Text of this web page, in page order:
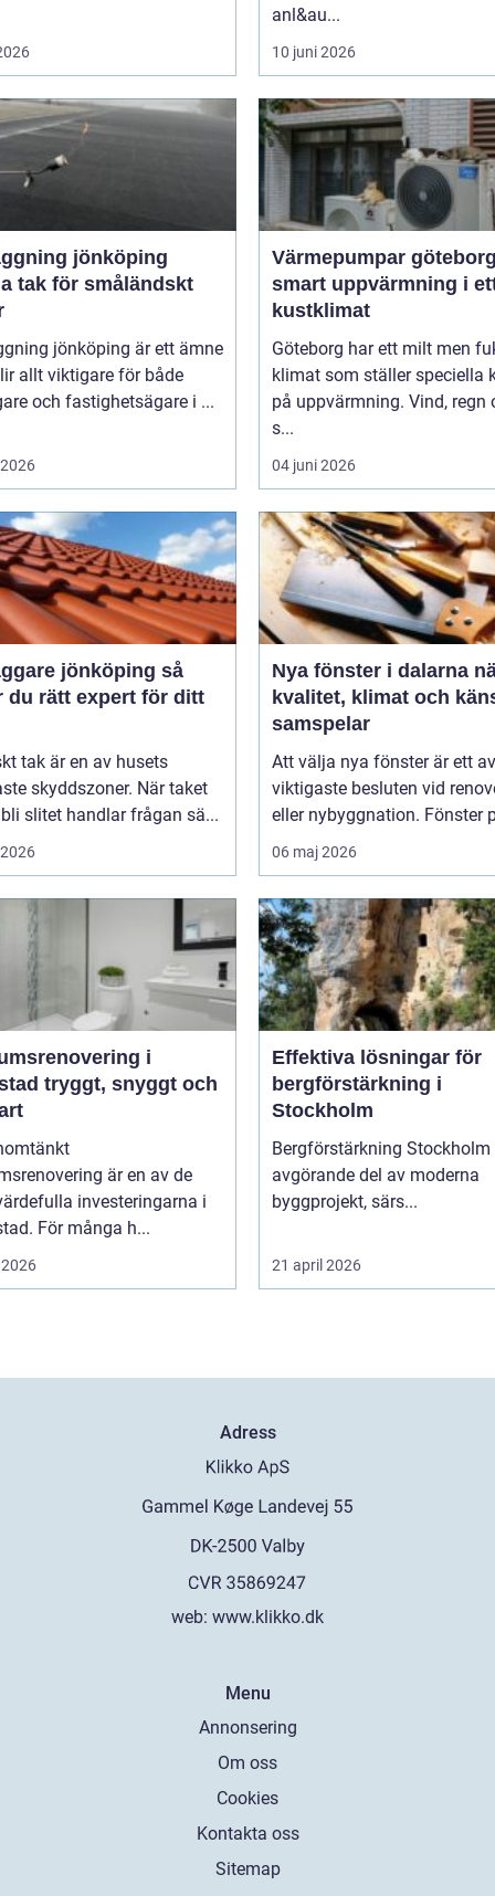
anl&au...
10 juni 2026
jönköping
tak för småländskt
jönköping är ett ämne
allt viktigare för både
och fastighetsägare i ...
Värmepumpar
smart uppvärmning i
kustklimat
Göteborg har ett milt men
klimat som ställer speciella
på uppvärmning. Vind, regn
s...
04 juni 2026
jönköping så
du rätt expert för ditt
tak är en av husets
skyddszoner. När taket
slitet handlar frågan sä...
Nya fönster i dalarna när
kvalitet, klimat och
samspelar
Att välja nya fönster är ett
viktigaste besluten vid
eller nybyggnation. Fönster
06 maj 2026
i
och
är en av de
investeringarna i
För många h...
Effektiva lösningar för
bergförstärkning i
Stockholm
Bergförstärkning Stockholm
avgörande del av moderna
byggprojekt, särs...
21 april 2026
Adress
web: www.klikko.dk
Menu
Annonsering
Om oss
Cookies
Kontakta oss
Sitemap